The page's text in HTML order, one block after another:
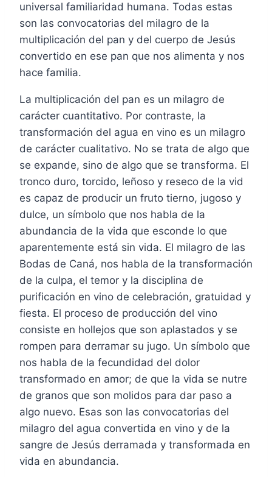
universal familiaridad humana. Todas estas
son las convocatorias del milagro de la
multiplicación del pan y del cuerpo de Jesús
convertido en ese pan que nos alimenta y nos
hace familia.
La multiplicación del pan es un milagro de
carácter cuantitativo. Por contraste, la
transformación del agua en vino es un milagro
de carácter cualitativo. No se trata de algo que
se expande, sino de algo que se transforma. El
tronco duro, torcido, leñoso y reseco de la vid
es capaz de producir un fruto tierno, jugoso y
dulce, un símbolo que nos habla de la
abundancia de la vida que esconde lo que
aparentemente está sin vida. El milagro de las
Bodas de Caná, nos habla de la transformación
de la culpa, el temor y la disciplina de
purificación en vino de celebración, gratuidad y
fiesta. El proceso de producción del vino
consiste en hollejos que son aplastados y se
rompen para derramar su jugo. Un símbolo que
nos habla de la fecundidad del dolor
transformado en amor; de que la vida se nutre
de granos que son molidos para dar paso a
algo nuevo. Esas son las convocatorias del
milagro del agua convertida en vino y de la
sangre de Jesús derramada y transformada en
vida en abundancia.